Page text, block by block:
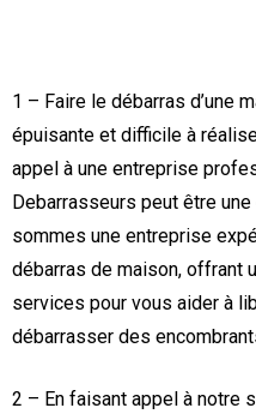
1 – Faire le débarras d’une
épuisante et difficile à
appel à une entreprise
Debarrasseurs peut être
sommes une entreprise
débarras de maison, offrant
services pour vous aider à
débarrasser des
2 – En faisant appel à notre